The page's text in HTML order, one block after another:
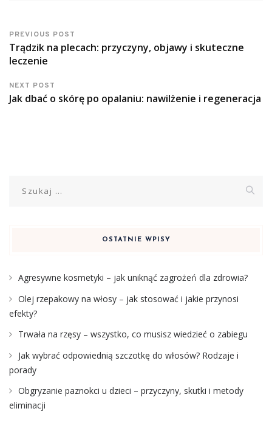
PREVIOUS POST
Trądzik na plecach: przyczyny, objawy i skuteczne
leczenie
NEXT POST
Jak dbać o skórę po opalaniu: nawilżenie i regeneracja
OSTATNIE WPISY
Agresywne kosmetyki – jak uniknąć zagrożeń dla zdrowia?
Olej rzepakowy na włosy – jak stosować i jakie przynosi
efekty?
Trwała na rzęsy – wszystko, co musisz wiedzieć o zabiegu
Jak wybrać odpowiednią szczotkę do włosów? Rodzaje i
porady
Obgryzanie paznokci u dzieci – przyczyny, skutki i metody
eliminacji